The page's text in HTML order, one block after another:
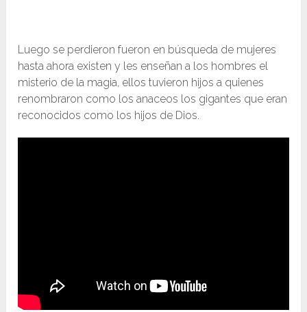
Luego se perdieron fueron en búsqueda de mujeres
hasta ahora existen y les enseñan a los hombres el
misterio de la magia, ellos tuvieron hijos a quienes
renombraron como los anaceos los gigantes que eran
reconocidos como los hijos de Dios.